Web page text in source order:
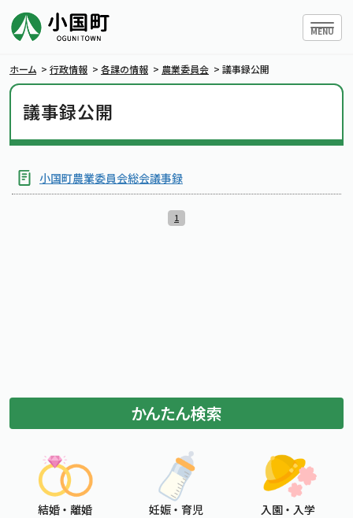
ハンバ
MENU
暮らしの情報
文字の大きさをもとの大きさに戻す
文字を大きくする
背景色変更 白
背景色の変更：白
黒
背景色の変更：黒
青
背景色の変更：青
メニューを閉じる
ホーム > 行政情報 > 各課の情報 > 農業委員会 > 議事録公開
議事録公開
小国町農業委員会総会議事録
1
かんたん検索
結婚 ・ 離婚 妊娠 ・ 育児 入園 ・ 入学